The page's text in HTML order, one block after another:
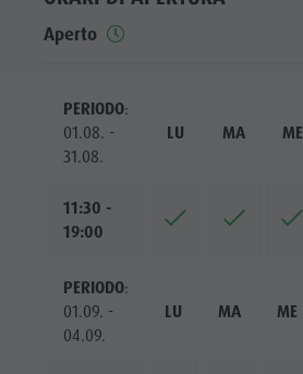
Aperto
PERIODO:
01.08. -
31.08.
LU MA ME
11:30 -
19:00
PERIODO:
01.09. -
04.09.
LU MA ME